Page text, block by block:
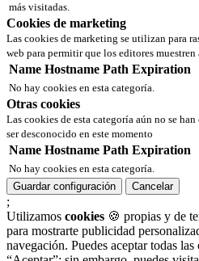
más visitadas.
Cookies de marketing
Las cookies de marketing se utilizan para
web para permitir que los editores
Name Hostname Path Expiration
No hay cookies en esta categoría.
Otras cookies
Las cookies de esta categoría aún no se
ser desconocido en este momento
Name Hostname Path Expiration
No hay cookies en esta categoría.
Guardar configuración
Cancelar
;
Utilizamos cookies 🍪 propias y de
para mostrarte publicidad
navegación. Puedes aceptar todas